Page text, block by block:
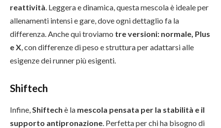
reattività. Leggera e dinamica, questa mescola è ideale per
allenamenti intensi e gare, dove ogni dettaglio fa la
differenza. Anche qui troviamo tre versioni: normale, Plus
e X, con differenze di peso e struttura per adattarsi alle
esigenze dei runner più esigenti.
Shiftech
Infine,Shiftech è la mescola pensata per la stabilità e il
supporto antipronazione. Perfetta per chi ha bisogno di